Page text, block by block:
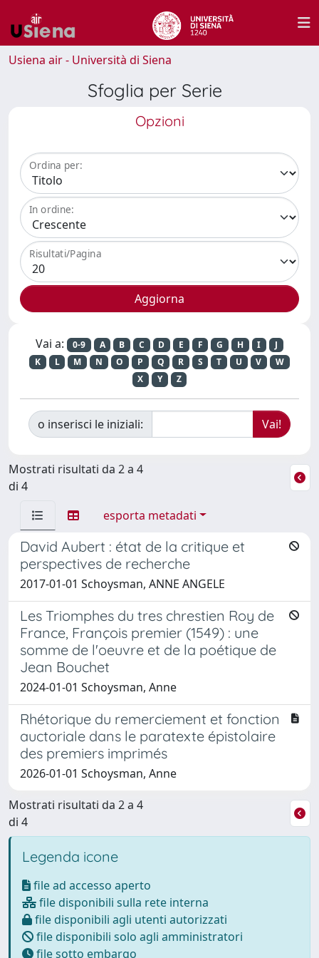
Usiena air - Università di Siena
Sfoglia per Serie
Opzioni
Ordina per:
In ordine:
Risultati/Pagina
Vai a: 0-9 A B C D E F G H I
J
K
L M N O P Q R S T U V
W
X
Y Z
o inserisci le iniziali:
Mostrati risultati da 2 a 4
di 4
esporta metadati
David Aubert : état de la critique et
perspectives de recherche
2017-01-01 Schoysman, ANNE ANGELE
Les Triomphes du tres chrestien Roy de
France, François premier (1549) : une
somme de l'oeuvre et de la poétique de
Jean Bouchet
2024-01-01 Schoysman, Anne
Rhétorique du remerciement et fonction
auctoriale dans le paratexte épistolaire
des premiers imprimés
2026-01-01 Schoysman, Anne
Mostrati risultati da 2 a 4
di 4
Legenda icone
file ad accesso aperto
file disponibili sulla rete interna
file disponibili agli utenti autorizzati
file disponibili solo agli amministratori
file sotto embargo